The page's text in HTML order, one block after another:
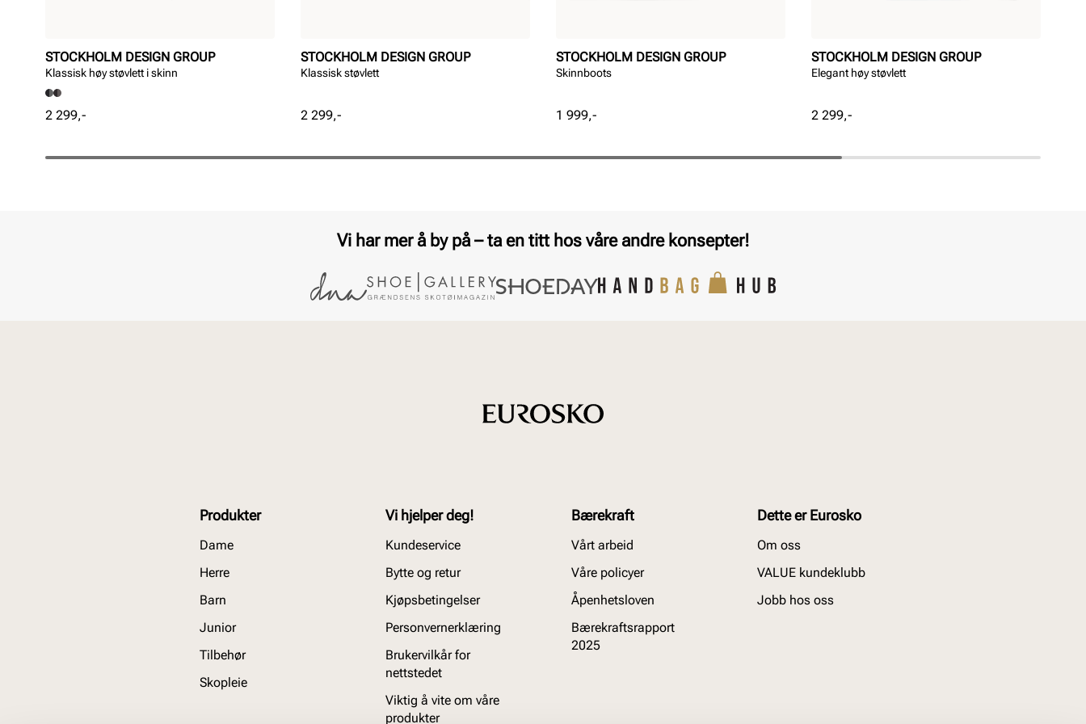
STOCKHOLM DESIGN GROUP
Klassisk høy støvlett i skinn
Pris
2 299,-
STOCKHOLM DESIGN GROUP
Klassisk støvlett
Pris
2 299,-
STOCKHOLM DESIGN GROUP
Skinnboots
Pris
1 999,-
STOCKHOLM DESIGN GROUP
Elegant høy støvlett
Pris
2 299,-
Vi har mer å by på – ta en titt hos våre andre konsepter!
Produkter
Dame
Herre
Barn
Junior
Tilbehør
Skopleie
Vi hjelper deg!
Kundeservice
Bytte og retur
Kjøpsbetingelser
Personvernerklæring
Brukervilkår for
nettstedet
Viktig å vite om våre
produkter
Bærekraft
Vårt arbeid
Våre policyer
Åpenhetsloven
Bærekraftsrapport
2025
Dette er Eurosko
Om oss
VALUE kundeklubb
Jobb hos oss